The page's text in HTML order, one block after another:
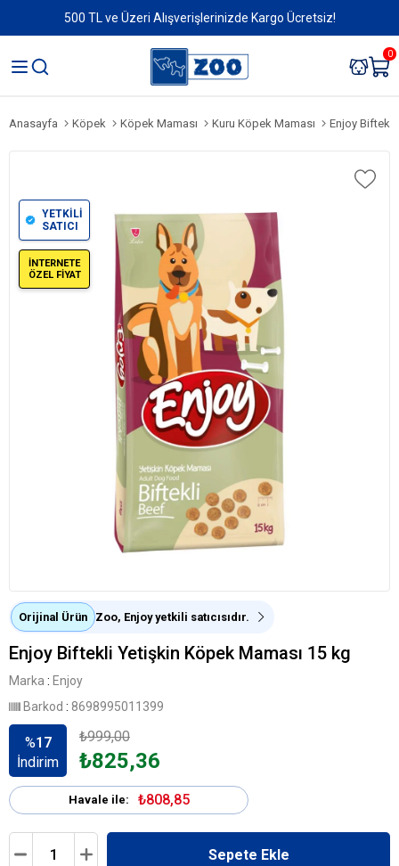
500 TL ve Üzeri Alışverişlerinizde Kargo Ücretsiz!
0
Anasayfa Köpek Köpek Maması Kuru Köpek Maması Enjoy Biftekli
YETKİLİ
SATICI
İNTERNETE
ÖZEL FİYAT
Orijinal Ürün Zoo, Enjoy yetkili satıcısıdır.
Enjoy Biftekli Yetişkin Köpek Maması 15 kg
Marka : Enjoy
Barkod : 8698995011399
%17
İndirim
₺999,00
₺825,36
Havale ile: ₺808,85